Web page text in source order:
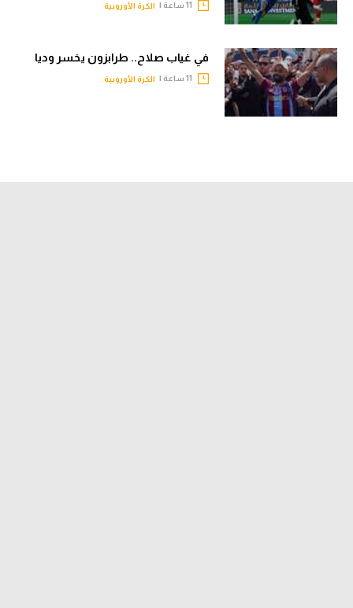
الكرة الأوروبية
في غياب صلاح.. طرابزون يخسر وديا
الكرة الأوروبية